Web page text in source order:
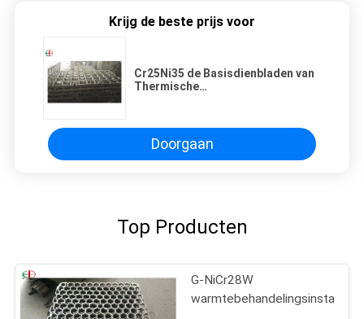
Krijg de beste prijs voor
Cr25Ni35 de Basisdienbladen van
Thermische
Doorgaan
Top Producten
G-NiCr28W